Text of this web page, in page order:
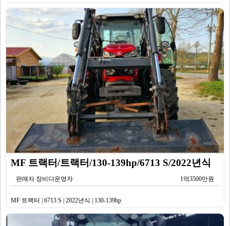
MF 트랙터/트랙터/130-139hp/6713 S/2022년식
판매자 장비다운영자 1억3500만원
MF 트랙터 | 6713 S | 2022년식 | 130-139hp